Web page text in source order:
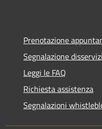
Prenotazione
Segnalazione
Leggi le FAQ
Richiesta assistenza
Segnalazioni